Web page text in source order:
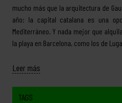
mucho más que la arquitectura de
año: la capital catalana es una
Mediterráneo. Y nada mejor que
la playa en Barcelona, como los de
Leer más
TAGS